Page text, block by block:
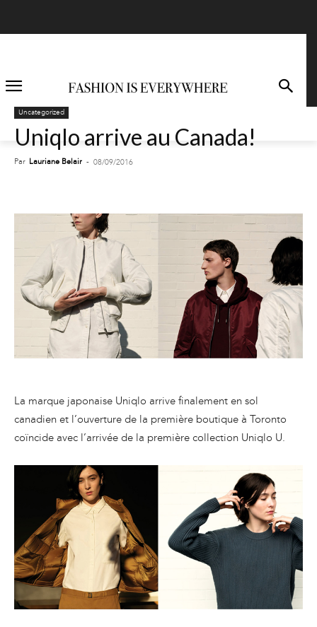
Uncategorized
Uniqlo arrive au Canada!
Par Lauriane Belair - 08/09/2016
La marque japonaise Uniqlo arrive finalement en sol
canadien et l’ouverture de la première boutique à Toronto
coïncide avec l’arrivée de la première collection Uniqlo U.